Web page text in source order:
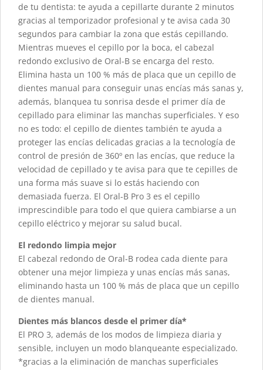
de tu dentista: te ayuda a cepillarte durante 2 minutos
gracias al temporizador profesional y te avisa cada 30
segundos para cambiar la zona que estás cepillando.
Mientras mueves el cepillo por la boca, el cabezal
redondo exclusivo de Oral-B se encarga del resto.
Elimina hasta un 100 % más de placa que un cepillo de
dientes manual para conseguir unas encías más sanas y,
además, blanquea tu sonrisa desde el primer día de
cepillado para eliminar las manchas superficiales. Y eso
no es todo: el cepillo de dientes también te ayuda a
proteger las encías delicadas gracias a la tecnología de
control de presión de 360º en las encías, que reduce la
velocidad de cepillado y te avisa para que te cepilles de
una forma más suave si lo estás haciendo con
demasiada fuerza. El Oral-B Pro 3 es el cepillo
imprescindible para todo el que quiera cambiarse a un
cepillo eléctrico y mejorar su salud bucal.
El redondo limpia mejor
El cabezal redondo de Oral-B rodea cada diente para
obtener una mejor limpieza y unas encías más sanas,
eliminando hasta un 100 % más de placa que un cepillo
de dientes manual.
Dientes más blancos desde el primer día*
El PRO 3, además de los modos de limpieza diaria y
sensible, incluyen un modo blanqueante especializado.
*gracias a la eliminación de manchas superficiales